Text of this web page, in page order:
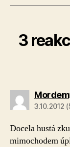
3
3.10.2012
Docela hustá
mimochodem